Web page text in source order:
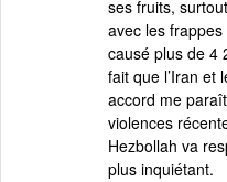
ses fruits,
avec les
causé plus de 4
fait que l’Iran et
accord me
violences
Hezbollah va
plus inquiétant.